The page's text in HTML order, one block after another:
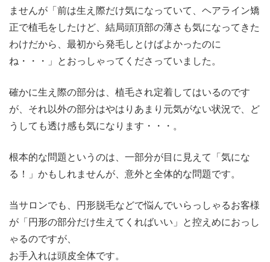
ませんが「前は生え際だけ気になっていて、ヘアライン矯
正で植毛をしたけど、結局頭頂部の薄さも気になってきた
わけだから、最初から発毛しとけばよかったのに
ね・・・」とおっしゃってくださっていました。
確かに生え際の部分は、植毛され定着してはいるのです
が、それ以外の部分はやはりあまり元気がない状況で、ど
うしても透け感も気になります・・・。
根本的な問題というのは、一部分が目に見えて「気にな
る！」かもしれませんが、意外と全体的な問題です。
当サロンでも、円形脱毛などで悩んでいらっしゃるお客様
が「円形の部分だけ生えてくればいい」と控えめにおっし
ゃるのですが、
お手入れは頭皮全体です。